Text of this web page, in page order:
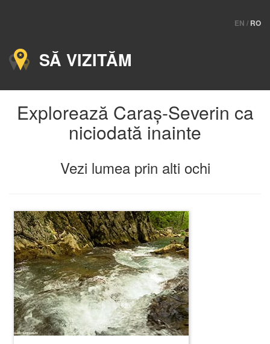
EN / RO
SĂ VIZITĂM
Explorează Caraș-Severin ca
niciodată inainte
Vezi lumea prin alti ochi